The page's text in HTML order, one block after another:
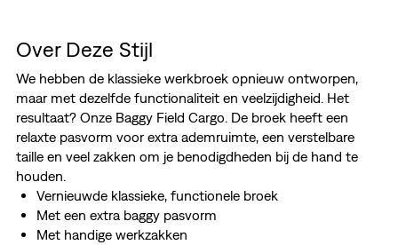
Over Deze Stijl
We hebben de klassieke werkbroek opnieuw ontworpen,
maar met dezelfde functionaliteit en veelzijdigheid. Het
resultaat? Onze Baggy Field Cargo. De broek heeft een
relaxte pasvorm voor extra ademruimte, een verstelbare
taille en veel zakken om je benodigdheden bij de hand te
houden.
Vernieuwde klassieke, functionele broek
Met een extra baggy pasvorm
Met handige werkzakken